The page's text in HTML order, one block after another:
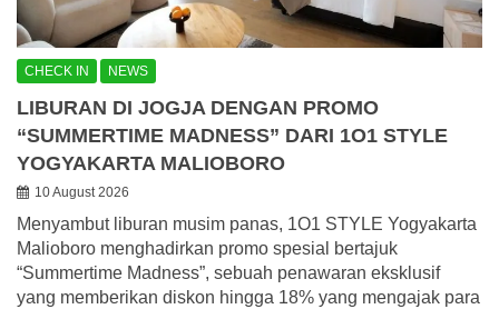
CHECK IN NEWS
LIBURAN DI JOGJA DENGAN PROMO
“SUMMERTIME MADNESS” DARI 1O1 STYLE
YOGYAKARTA MALIOBORO
10 August 2026
Menyambut liburan musim panas, 1O1 STYLE Yogyakarta
Malioboro menghadirkan promo spesial bertajuk
“Summertime Madness”, sebuah penawaran eksklusif
yang memberikan diskon hingga 18% yang mengajak para